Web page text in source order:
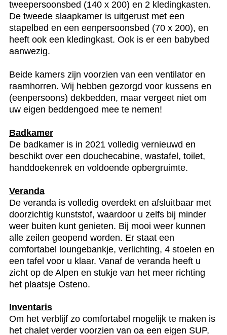
tweepersoonsbed (140 x 200) en 2 kledingkasten.
De tweede slaapkamer is uitgerust met een
stapelbed en een eenpersoonsbed (70 x 200), en
heeft ook een kledingkast. Ook is er een babybed
aanwezig.
Beide kamers zijn voorzien van een ventilator en
raamhorren. Wij hebben gezorgd voor kussens en
(eenpersoons) dekbedden, maar vergeet niet om
uw eigen beddengoed mee te nemen!
Badkamer
De badkamer is in 2021 volledig vernieuwd en
beschikt over een douchecabine, wastafel, toilet,
handdoekenrek en voldoende opbergruimte.
Veranda
De veranda is volledig overdekt en afsluitbaar met
doorzichtig kunststof, waardoor u zelfs bij minder
weer buiten kunt genieten. Bij mooi weer kunnen
alle zeilen geopend worden. Er staat een
comfortabel loungebankje, verlichting, 4 stoelen en
een tafel voor u klaar. Vanaf de veranda heeft u
zicht op de Alpen en stukje van het meer richting
het plaatsje Osteno.
Inventaris
Om het verblijf zo comfortabel mogelijk te maken is
het chalet verder voorzien van oa een eigen SUP,